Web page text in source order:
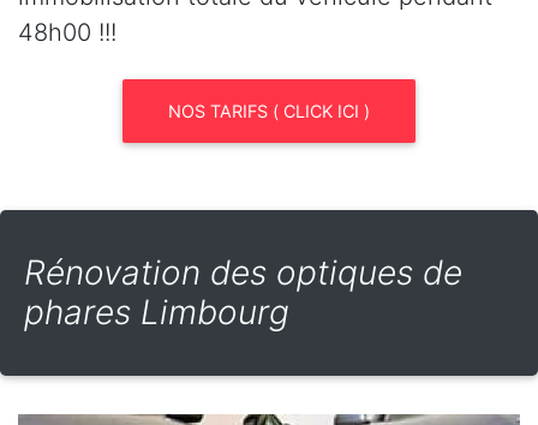
48h00 !!!
NOS TARIFS ( CLICK ICI )
Rénovation des optiques de
phares Limbourg